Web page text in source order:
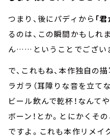
つまり、後にパディから 「
るのは、この瞬間かもしれ
ん……ということでござい
で、これもね、本作独自の
ラガラ（耳障りな音を立て
ビール飲んで乾杯！なんて
ボーン！とか。とにかくそ
ですよ。これも本作リメイ